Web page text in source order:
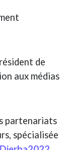
de
aux médias
partenariats
spécialisée